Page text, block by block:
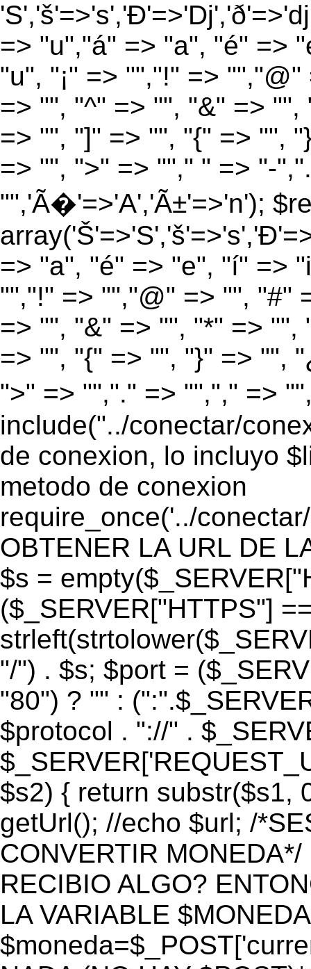
=> "u","á" => "a", "é" =>
"u", "¡" => "","!" =>
=> "", "^" => "", "&" =>
=> "", "]" => "", "{" => "",
=> "", ">" => ""," " => "-
"",'Ã�'=>'A','Ã±'=>'n');
=> "a", "é" => "e", "í" =>
"","!" => "","@" => "", "#"
=> "", "&" => "", "*" =>
=> "", "{" => "", "}" => "",
">" => "","." => "","," =>
include("../conectar/
de conexion, lo incluyo
metodo de conexion
require_once('../
OBTENER LA URL DE
$s =
($_SERVER["HTTPS"]
"/") . $s; $port =
"80") ? "" :
$protocol . "://" .
$s2) { return substr($s1,
getUrl(); //echo $url; /
CONVERTIR
RECIBIO ALGO?
LA VARIABLE